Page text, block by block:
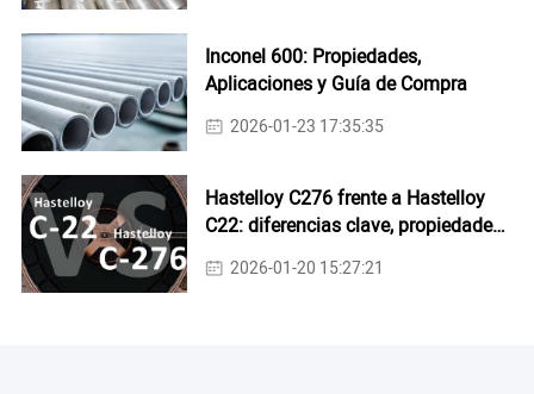
Inconel 600: Propiedades,
Aplicaciones y Guía de Compra
2026-01-23 17:35:35
Hastelloy C276 frente a Hastelloy
C22: diferencias clave, propiedades
y aplicaciones
2026-01-20 15:27:21